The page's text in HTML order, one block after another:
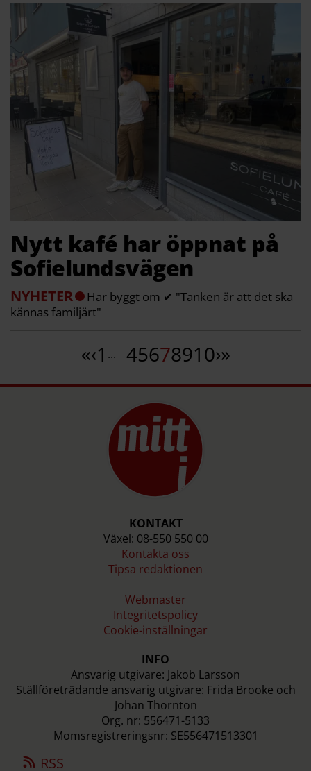
Nytt kafé har öppnat på
Sofielundsvägen
NYHETER
Har byggt om ✔ "Tanken är att det ska
kännas familjärt"
«‹1 ... 45678910›»
KONTAKT
Växel: 08-550 550 00
Kontakta oss
Tipsa redaktionen
Webmaster
Integritetspolicy
Cookie-inställningar
INFO
Ansvarig utgivare: Jakob Larsson
Ställföreträdande ansvarig utgivare: Frida Brooke och
Johan Thornton
Org. nr: 556471-5133
Momsregistreringsnr: SE556471513301
RSS